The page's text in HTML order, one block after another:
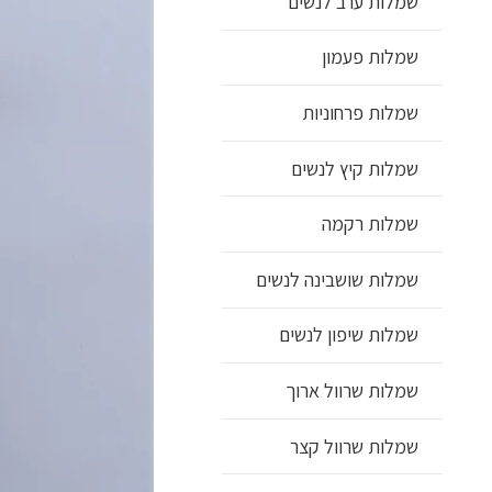
שמלות פעמון
שמלות פרחוניות
שמלות קיץ לנשים
שמלות רקמה
שמלות שושבינה לנשים
שמלות שיפון לנשים
שמלות שרוול ארוך
שמלות שרוול קצר